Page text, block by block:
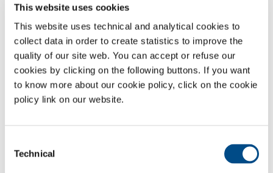
This website uses cookies
This website uses technical and analytical cookies to
collect data in order to create statistics to improve the
quality of our site web. You can accept or refuse our
cookies by clicking on the following buttons. If you want
to know more about our cookie policy, click on the cookie
policy link on our website.
Selection
Technical
FOOD
& BEVERAGE
METAL
PRODUCTION